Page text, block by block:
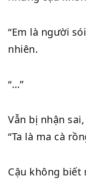
“Em là người
nhiên.
“…”
Vẫn bị nhận
“Ta là ma cà
Cậu không biết